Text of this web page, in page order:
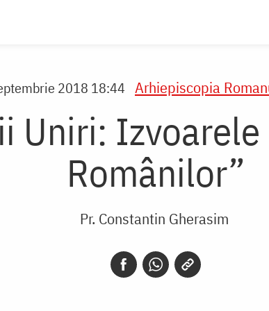
2018 18:44 Arhiepiscopia
Uniri:
Românilor”
Pr. Constantin Gherasim